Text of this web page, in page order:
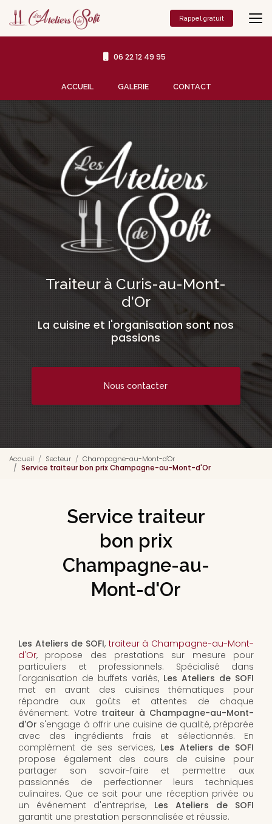
contenu
principal
06 22 12 49 95
ACCUEIL GALERIE CONTACT
Rappel gratuit
Traiteur à Curis-au-Mont-
d'Or
La cuisine et l'organisation sont nos
passions
Nous contacter
Accueil Secteur
Champagne-au-Mont-d'Or
Service traiteur bon prix Champagne-au-Mont-d'Or
Service traiteur
bon prix
Champagne-au-
Mont-d'Or
Les Ateliers de SOFI, traiteur à Champagne-au-Mont-
d'Or, propose des prestations sur mesure pour
particuliers et professionnels. Spécialisé dans
l'organisation de buffets variés, Les Ateliers de SOFI
met en avant des cuisines thématiques pour
répondre aux goûts et attentes de chaque
événement. Votre traiteur à Champagne-au-Mont-
d'Or s'engage à offrir une cuisine de qualité, préparée
avec des ingrédients frais et sélectionnés. En
complément de ses services, Les Ateliers de SOFI
propose également des cours de cuisine pour
partager son savoir-faire et permettre aux
passionnés de perfectionner leurs techniques
culinaires. Que ce soit pour une réception privée ou
un événement d'entreprise, Les Ateliers de SOFI
garantit une prestation personnalisée et réussie.